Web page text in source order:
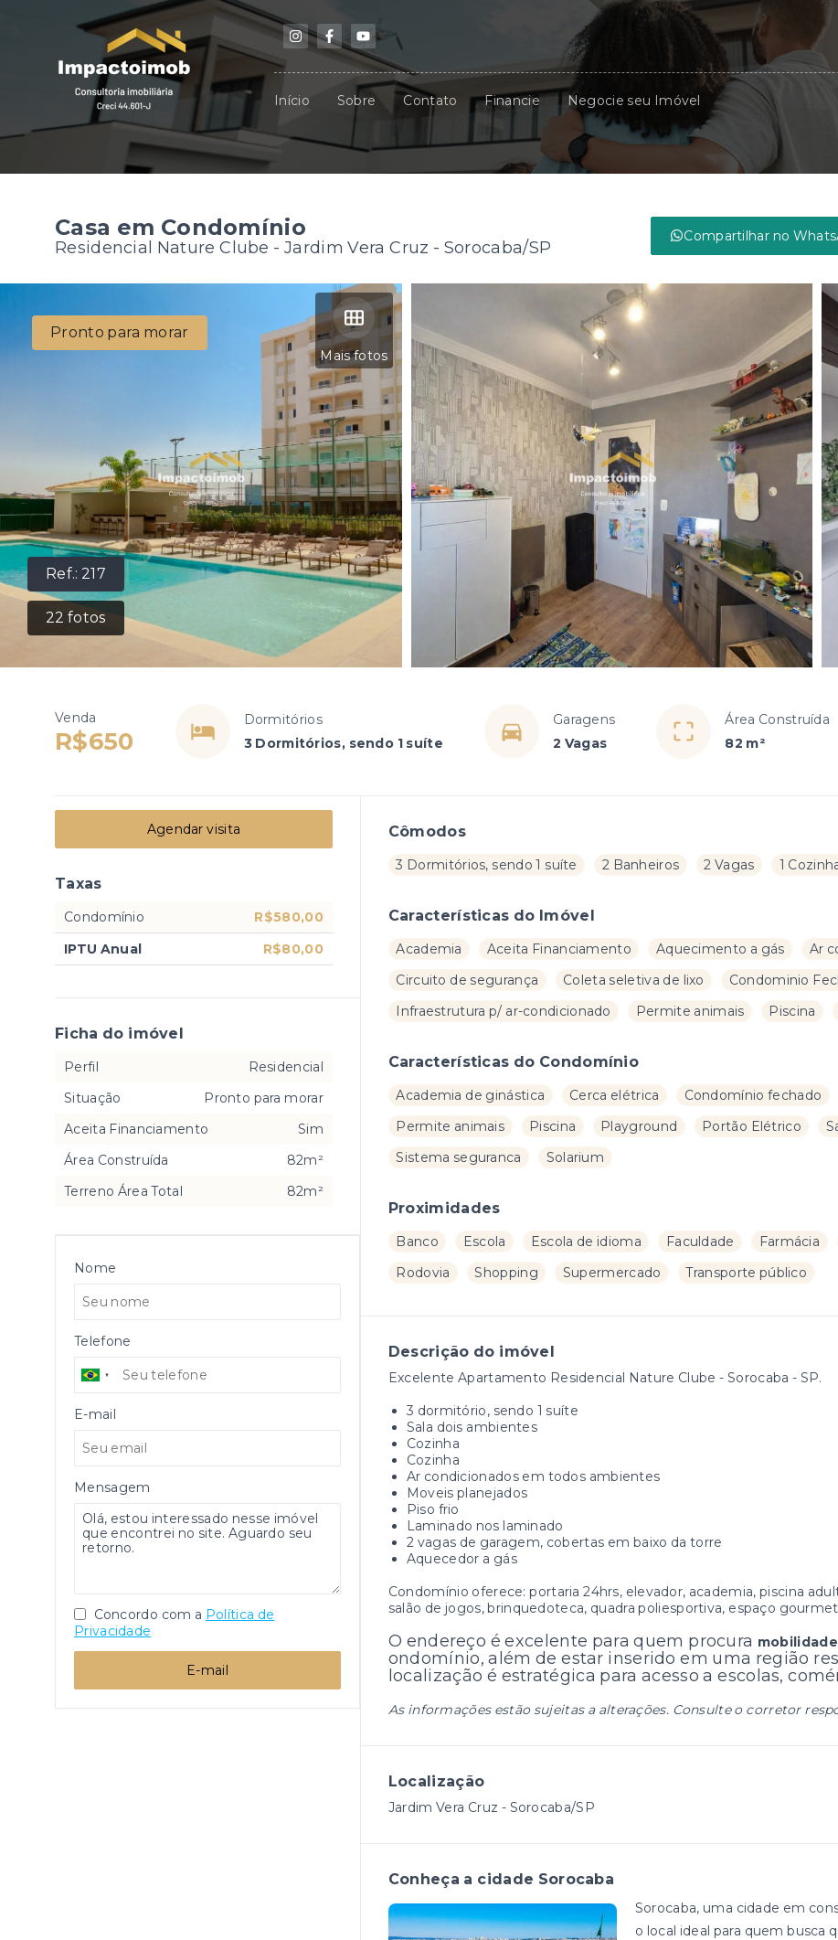
Início Sobre Contato Financie Negocie seu Imóvel
Casa em Condomínio
Residencial Nature Clube -Jardim Vera Cruz - Sorocaba/SP
Compartilhar no
Ref.: 217
22 fotos
Mais fotos
Pronto para morar
Venda
R$650
Dormitórios
3 Dormitórios, sendo 1 suíte
Garagens
2 Vagas
Área Construída
82 m²
Cômodos
3 Dormitórios, sendo 1 suíte 2 Banheiros 2 Vagas 1
Características do Imóvel
Academia Aceita Financiamento Aquecimento a gás Ar
Circuito de segurança
Coleta seletiva de lixo Condominio
Infraestrutura p/ ar-condicionado
Permite animais Piscina
Características do Condomínio
Academia de ginástica Cerca elétrica Condomínio fechado
Permite animais
Piscina Playground Portão Elétrico
Sistema seguranca
Solarium
Proximidades
Banco Escola Escola de idioma Faculdade Farmácia
Rodovia
Shopping Supermercado Transporte público
Descrição do imóvel
Excelente Apartamento Residencial Nature Clube - Sorocaba - SP.
3 dormitório, sendo 1 suíte
Sala dois ambientes
Cozinha
Cozinha
Ar condicionados em todos ambientes
Moveis planejados
Piso frio
Laminado nos laminado
2 vagas de garagem, cobertas em baixo da torre
Aquecedor a gás
Condomínio oferece: portaria 24hrs, elevador, academia, piscina
salão de jogos, brinquedoteca, quadra poliesportiva, espaço
O endereço é excelente para quem procura
ondomínio, além de estar inserido em uma região
localização é estratégica para acesso a escolas,
As informações estão sujeitas a alterações. Consulte o corretor
Localização
Jardim Vera Cruz - Sorocaba/SP
Conheça a cidade Sorocaba
Sorocaba, uma cidade em
o local ideal para quem busca
Agendar visita
Taxas
Condomínio
R$580,00
IPTU Anual
R$80,00
Ficha do imóvel
Perfil
Residencial
Situação
Pronto para morar
Aceita Financiamento
Sim
Área Construída
82m²
Terreno Área Total
82m²
Nome
Telefone
E-mail
Mensagem
Concordo com a Política de
Privacidade
E-mail